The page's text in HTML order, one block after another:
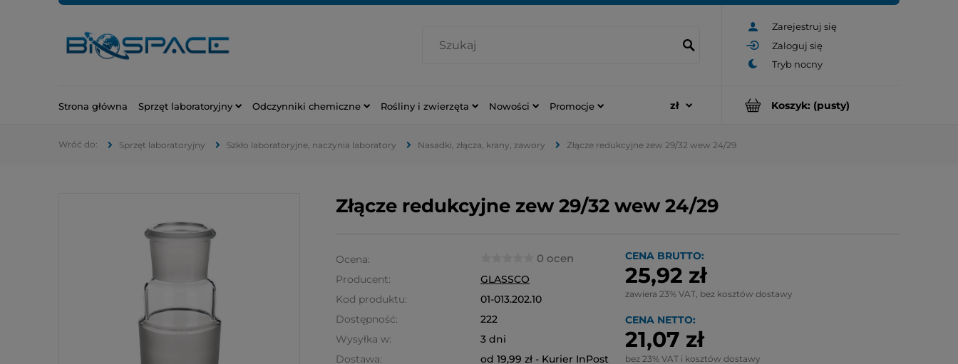
Zarejestruj się
Zaloguj się
Koszyk: (pusty)
Strona główna Sprzęt laboratoryjny Odczynniki chemiczne Rośliny i zwierzęta Nowości Promocje
Sprzęt laboratoryjny Szkło laboratoryjne, naczynia laboratory Nasadki, złącza, krany, zawory Złącze redukcyjne zew 29/32 wew 24/29
Złącze redukcyjne zew 29/32 wew 24/29
Ocena: 0 ocen
Producent:
GLASSCO
Kod produktu:
01-013.202.10
Dostępność:
222
Wysyłka w:
3 dni
Dostawa:
od 19,99 zł - Kurier InPost
CENA BRUTTO:
25,92 zł
zawiera 23% VAT, bez kosztów dostawy
CENA NETTO:
21,07 zł
bez 23% VAT i kosztów dostawy